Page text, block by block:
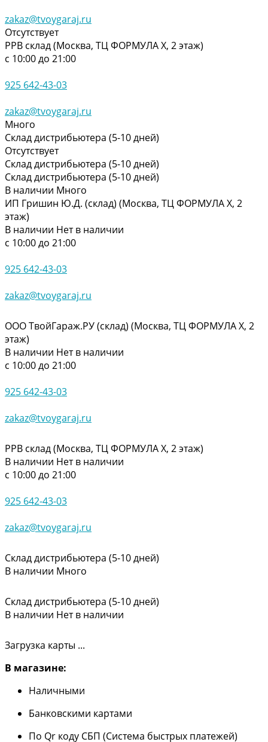
zakaz@tvoygaraj.ru
Отсутствует
РРВ склад (Москва, ТЦ ФОРМУЛА Х, 2 этаж)
с 10:00 до 21:00
925 642-43-03
zakaz@tvoygaraj.ru
Много
Склад дистрибьютера (5-10 дней)
Отсутствует
Склад дистрибьютера (5-10 дней)
Склад дистрибьютера (5-10 дней)
В наличии Много
ИП Гришин Ю.Д. (склад) (Москва, ТЦ ФОРМУЛА Х, 2
этаж)
В наличии Нет в наличии
с 10:00 до 21:00
925 642-43-03
zakaz@tvoygaraj.ru
ООО ТвойГараж.РУ (склад) (Москва, ТЦ ФОРМУЛА Х, 2
этаж)
В наличии Нет в наличии
с 10:00 до 21:00
925 642-43-03
zakaz@tvoygaraj.ru
РРВ склад (Москва, ТЦ ФОРМУЛА Х, 2 этаж)
В наличии Нет в наличии
с 10:00 до 21:00
925 642-43-03
zakaz@tvoygaraj.ru
Склад дистрибьютера (5-10 дней)
В наличии Много
Склад дистрибьютера (5-10 дней)
В наличии Нет в наличии
Загрузка карты ...
В магазине:
Наличными
Банковскими картами
По Qr коду СБП (Система быстрых платежей)